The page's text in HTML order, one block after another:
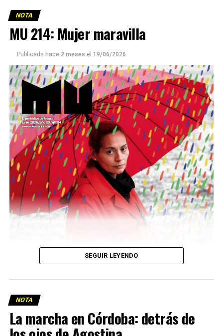
Este número 215 de MU ☝️viene con doble tapa, que
podría ser una frase:
Sin chamuyo, a remarla.
Descargar la Mu en PDF
NOTA
MU 214: Mujer maravilla
Publicada hace 2 meses el 19/06/2026
SEGUIR LEYENDO
NOTA
La marcha en Córdoba: detrás de